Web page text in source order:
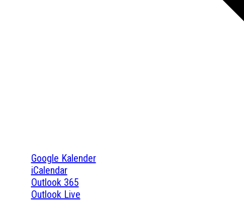
Google Kalender
iCalendar
Outlook 365
Outlook Live